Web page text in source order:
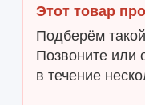
Этот товар
Подберём
Позвоните или
в течение